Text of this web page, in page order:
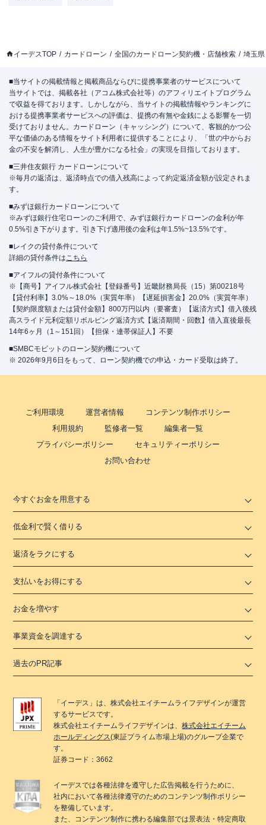
イーデスTOP カードローン 全国のカードローン契約機・店舗検索 埼玉県
■当サイトの掲載情報と掲載商品ならびに提携事業者のサービスについて
当サイトでは、掲載各社（アコム株式会社等）のアフィリエイトプログラム
で収益を得ております。しかしながら、当サイトの掲載情報やランキングに
おける提携事業者サービスへの評価は、提携の有無や金銭による影響を一切
受けておりません。カードローン（キャッシング）について、客観的かつ公
平な価値のある情報をサイト利用者に提供することにより、「世の中からお
金の不安を解消し、人生が豊かになる社会」の実現を目指しております。
■三井住友銀行 カードローンについて
※毎月の返済は、返済時点での借入残高によって約定返済金額が設定されま
す。
■みずほ銀行カードローンについて
※みずほ銀行住宅ローンのご利用で、みずほ銀行カードローンの金利が年
0.5%引き下がります。引き下げ適用後の金利は年1.5%~13.5%です。
■レイクの貸付条件について
詳細の貸付条件はこちら
■アイフルの貸付条件について
※【商号】アイフル株式会社【登録番号】近畿財務局長（15）第00218号
【貸付利率】3.0%～18.0%（実質年率）【遅延損害金】20.0%（実質年率）
【契約限度額または貸付金額】800万円以内（要審査）【返済方式】借入後残
高スライド元利定額リボルビング返済方式【返済期間・回数】借入直後最長
14年6ヶ月（1～151回）【担保・連帯保証人】不要
■SMBCモビットのローン契約機について
※ 2026年9月6日をもって、ローン契約機での申込・カード受取は終了。
ご利用環境 運営者情報
コンテンツ制作ポリシー
利用規約
監修者一覧
編集者一覧
プライバシーポリシー
セキュリティーポリシー
お問い合わせ
今すぐお金を用意する
低金利で賢く借りる
返済をラクにする
支払いをお得にする
お金を増やす
事業資金を調達する
過去のPR記事
「 イーデス 」は、株式会社エイチームライフデザインが運営
するサービスです。
株式会社エイチームライフデザインは、株式会社エイチーム
ホールディングス(東証プライム市場上場)のグループ企業で
す。
証券コード：3662
イーデスでは各種法律を遵守した広告掲載を行うために、
社内において各種法律遵守のためのコンテンツ制作ポリシー
を整備しています。
また、コンテンツ制作に携わる編集部では景表法・特定商取